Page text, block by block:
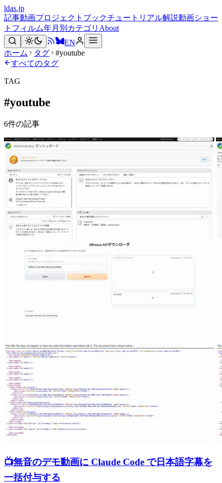
ldas.jp
記事動画プロジェクト ブックチュートリアル解説動画ショー
トフィルム年月別 カテゴリ About
EN
ホーム
タグ
#youtube
すべてのタグ
TAG
#youtube
6件の記事
📺無音のデモ動画に Claude Code で日本語字幕を
一括付与する